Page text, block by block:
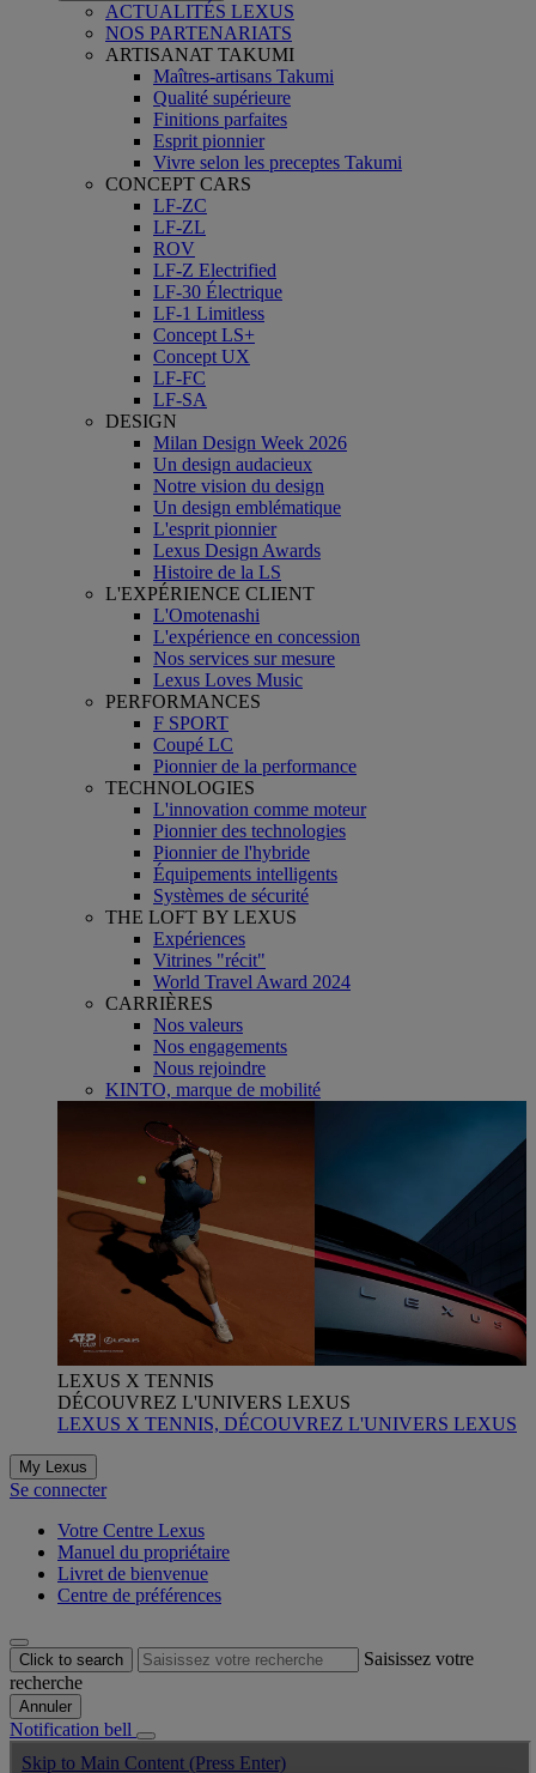
ACTUALITÉS LEXUS
NOS PARTENARIATS
ARTISANAT TAKUMI
Maîtres-artisans Takumi
Qualité supérieure
Finitions parfaites
Esprit pionnier
Vivre selon les preceptes Takumi
CONCEPT CARS
LF-ZC
LF-ZL
ROV
LF-Z Electrified
LF-30 Électrique
LF-1 Limitless
Concept LS+
Concept UX
LF-FC
LF-SA
DESIGN
Milan Design Week 2026
Un design audacieux
Notre vision du design
Un design emblématique
L'esprit pionnier
Lexus Design Awards
Histoire de la LS
L'EXPÉRIENCE CLIENT
L'Omotenashi
L'expérience en concession
Nos services sur mesure
Lexus Loves Music
PERFORMANCES
F SPORT
Coupé LC
Pionnier de la performance
TECHNOLOGIES
L'innovation comme moteur
Pionnier des technologies
Pionnier de l'hybride
Équipements intelligents
Systèmes de sécurité
THE LOFT BY LEXUS
Expériences
Vitrines "récit"
World Travel Award 2024
CARRIÈRES
Nos valeurs
Nos engagements
Nous rejoindre
KINTO, marque de mobilité
LEXUS X TENNIS
DÉCOUVREZ L'UNIVERS LEXUS
LEXUS X TENNIS, DÉCOUVREZ L'UNIVERS LEXUS
My Lexus
Se connecter
Votre Centre Lexus
Manuel du propriétaire
Livret de bienvenue
Centre de préférences
Click to search
Saisissez votre
recherche
Annuler
Notification bell